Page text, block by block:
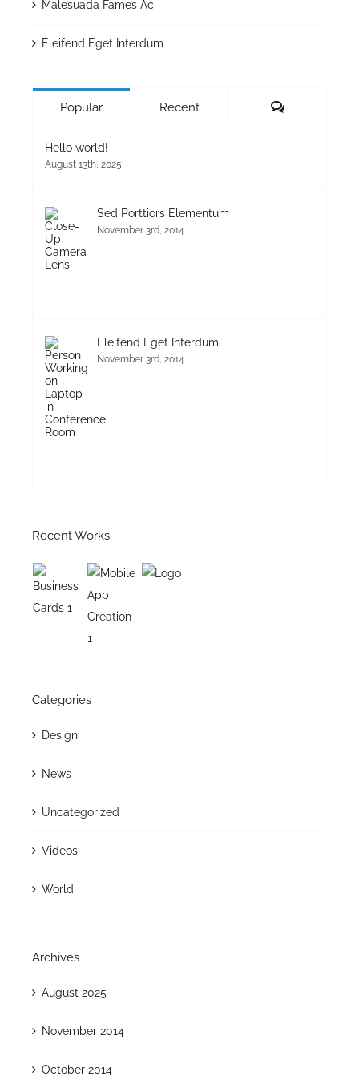
Malesuada Fames Aci
Eleifend Eget Interdum
Popular Recent Comments
Hello world!
August 13th, 2025
Sed Porttiors Elementum
November 3rd, 2014
Eleifend Eget Interdum
November 3rd, 2014
Recent Works
Categories
Design
News
Uncategorized
Videos
World
Archives
August 2025
November 2014
October 2014